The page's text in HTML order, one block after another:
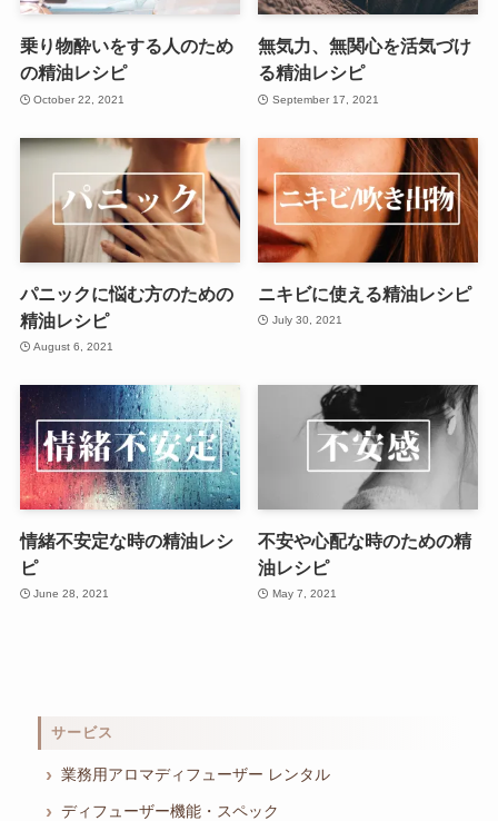
乗り物酔いをする人のため
の精油レシピ
October 22, 2021
無気力、無関心を活気づけ
る精油レシピ
September 17, 2021
パニックに悩む方のための
精油レシピ
August 6, 2021
ニキビに使える精油レシピ
July 30, 2021
情緒不安定な時の精油レシ
ピ
June 28, 2021
不安や心配な時のための精
油レシピ
May 7, 2021
サービス
業務用アロマディフューザー レンタル
ディフューザー機能・スペック